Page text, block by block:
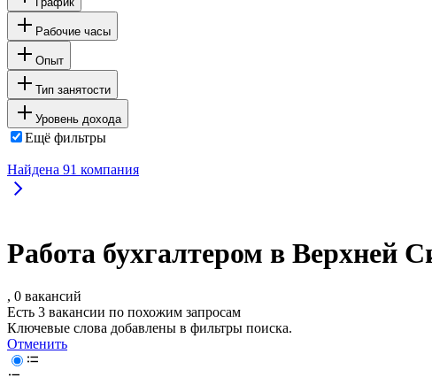
Рабочие часы
Опыт
Тип занятости
Уровень дохода
Ещё фильтры
Найдена 91 компания
Работа бухгалтером в Верхней
, 0 вакансий
Есть 3 вакансии по похожим запросам
Ключевые слова добавлены в фильтры поиска.
Отменить